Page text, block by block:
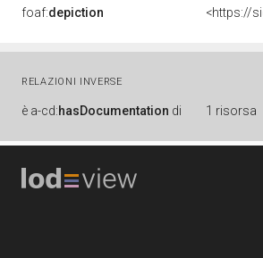
foaf:depiction <https://
RELAZIONI INVERSE
è a-cd:hasDocumentation di 1 risorsa